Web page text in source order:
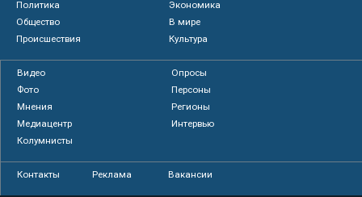
Политика
Экономика
Общество
В мире
Происшествия
Культура
Видео
Опросы
Фото
Персоны
Мнения
Регионы
Медиацентр
Интервью
Колумнисты
Контакты Реклама Вакансии